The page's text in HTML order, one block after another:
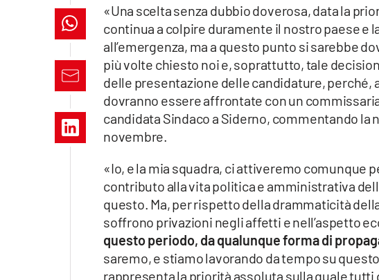
«Una scelta senza dubbio doverosa, data la
continua a colpire duramente il nostro paese e
all’emergenza, ma a questo punto si sarebbe
più volte chiesto noi e, soprattutto, tale
delle presentazione delle candidature, perché,
dovranno essere affrontate con un
candidata Sindaco a Siderno, commentando
novembre.
«Io, e la mia squadra, ci attiveremo comunque
contributo alla vita politica e amministrativa
questo. Ma, per rispetto della drammaticità
soffrono privazioni negli affetti e nell’aspetto
questo periodo, da qualunque forma di
saremo, e stiamo lavorando da tempo su
rappresenta la priorità assoluta sulla quale